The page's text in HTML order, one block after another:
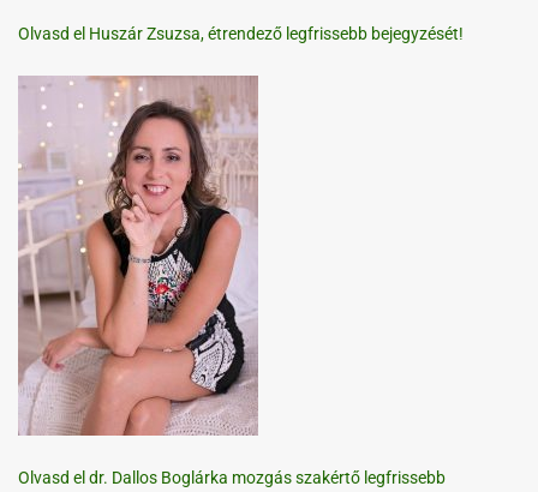
Olvasd el Huszár Zsuzsa, étrendező legfrissebb bejegyzését!
Olvasd el dr. Dallos Boglárka mozgás szakértő legfrissebb